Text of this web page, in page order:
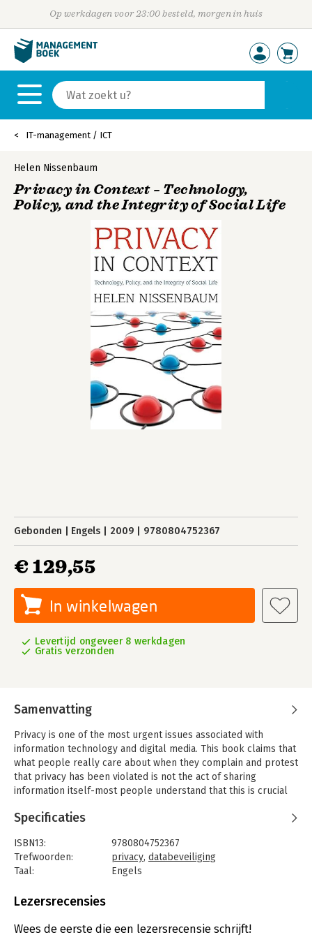
Op werkdagen voor 23:00 besteld, morgen in huis
IT-management / ICT
Helen Nissenbaum
Privacy in Context – Technology,
Policy, and the Integrity of Social Life
Gebonden Engels 2009 9780804752367
€ 129,55
In winkelwagen
Levertijd ongeveer 8 werkdagen
Gratis verzonden
Samenvatting
Privacy is one of the most urgent issues associated with
information technology and digital media. This book claims that
what people really care about when they complain and protest
that privacy has been violated is not the act of sharing
information itself-most people understand that this is crucial
information. Arguing that privacy concerns should not be
information, Helen Nissenbaum counters that information ought
to be distributed and protected according to norms governing
distinct social contexts-whether it be workplace, health care,
informing many current privacy policies, in fact obscure more
Specificaties
ISBN13:
9780804752367
Trefwoorden:
privacy, databeveiliging
Taal:
Engels
Aantal pagina's:
Verschijningsdatum:
24-11-2009
Lezersrecensies
Wees de eerste die een lezersrecensie schrijft!